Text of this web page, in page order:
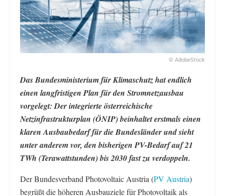
© AdobeStock
Das Bundesministerium für Klimaschutz hat endlich
einen langfristigen Plan für den Stromnetzausbau
vorgelegt: Der integrierte österreichische
Netzinfrastrukturplan (ÖNIP) beinhaltet erstmals einen
klaren Ausbaubedarf für die Bundesländer und sieht
unter anderem vor, den bisherigen PV-Bedarf auf 21
TWh (Terawattstunden) bis 2030 fast zu verdoppeln.
Der Bundesverband Photovoltaic Austria (PV Austria)
begrüßt die höheren Ausbauziele für Photovoltaik als